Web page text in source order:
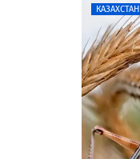
КАЗАХСТАН